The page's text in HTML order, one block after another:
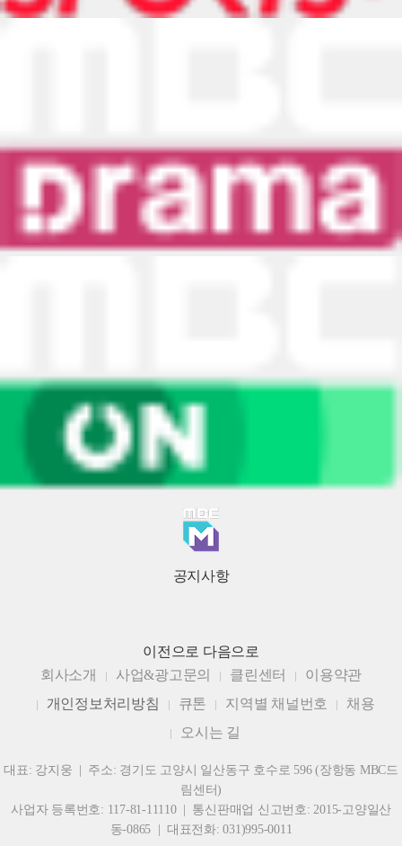
공지사항
이전으로 다음으로
회사소개
사업&광고문의 클린센터
이용약관
개인정보처리방침
큐톤 지역별 채널번호
채용
오시는 길
대표: 강지웅 | 주소: 경기도 고양시 일산동구 호수로 596 (장항동 MBC드
림센터)
사업자 등록번호: 117-81-11110 | 통신판매업 신고번호: 2015-고양일산
동-0865 | 대표전화: 031)995-0011